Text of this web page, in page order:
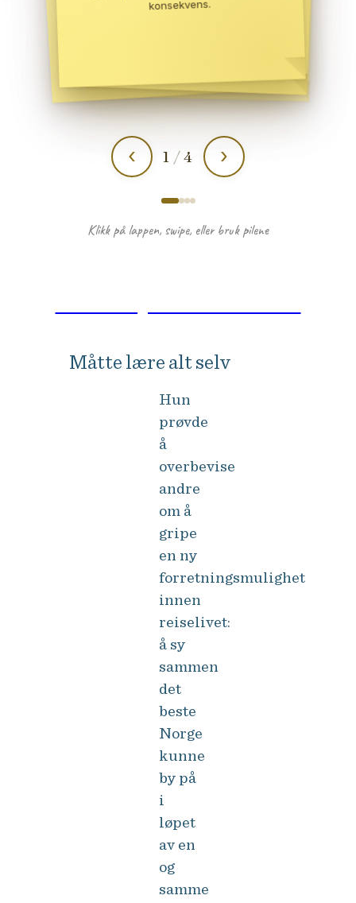
Måtte lære alt selv
Hun
prøvde
å
overbevise
andre
om å
gripe
en ny
forretningsmulighet
innen
reiselivet:
å sy
sammen
det
beste
Norge
kunne
by på
i
løpet
av en
og
samme